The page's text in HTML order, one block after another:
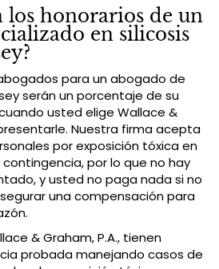
los honorarios de un
en silicosis
para un abogado de
serán un porcentaje de su
usted elige Wallace &
Nuestra firma acepta
por exposición tóxica en
por lo que no hay
y usted no paga nada si no
una compensación para
& Graham, P.A., tienen
probada manejando casos de